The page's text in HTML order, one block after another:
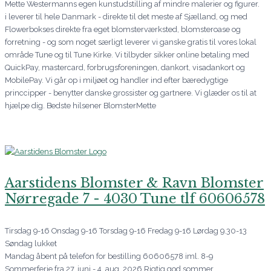
Mette Westermanns egen kunstudstilling af mindre malerier og figurer.
i leverer til hele Danmark - direkte til det meste af Sjælland, og med
Flowerbokses direkte fra eget blomsterværksted, blomsteroase og
forretning - og som noget særligt leverer vi ganske gratis til vores lokal
område Tune og til Tune Kirke. Vi tilbyder sikker online betaling med
QuickPay, mastercard, forbrugsforeningen, dankort, visadankort og
MobilePay. Vi går op i miljøet og handler ind efter bæredygtige
princcipper - benytter danske grossister og gartnere. Vi glæder os til at
hjælpe dig. Bedste hilsener BlomsterMette
Aarstidens Blomster & Ravn Blomster
Nørregade 7 - 4030 Tune tlf 60606578
Tirsdag 9-16 Onsdag 9-16 Torsdag 9-16 Fredag 9-16 Lørdag 9.30-13
Søndag lukket
Mandag åbent på telefon for bestilling 60606578 iml. 8-9
Sommerferie fra 27. juni - 4. aug. 2026 Rigtig god sommer